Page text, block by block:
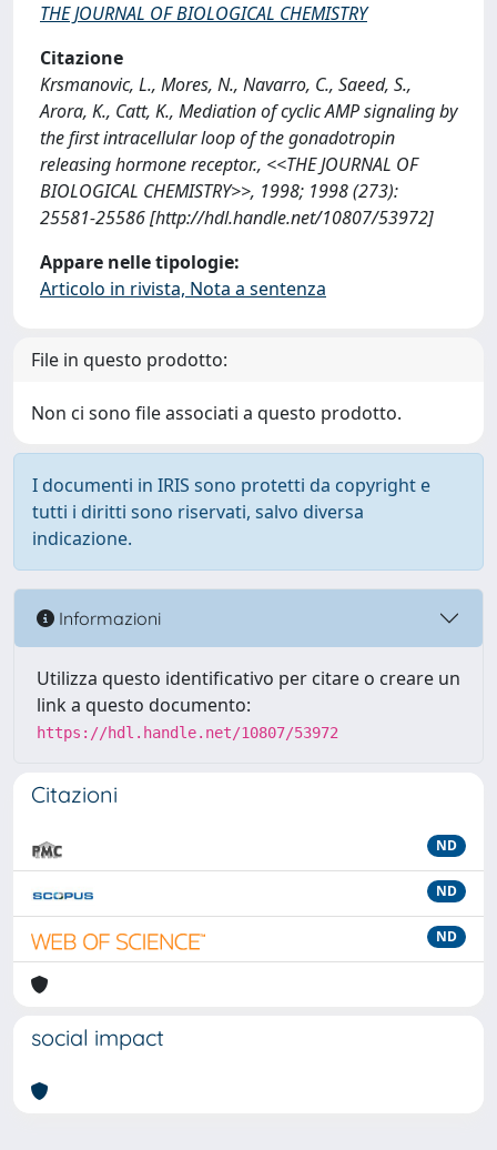
THE JOURNAL OF BIOLOGICAL CHEMISTRY
Citazione
Krsmanovic, L., Mores, N., Navarro, C., Saeed, S.,
Arora, K., Catt, K., Mediation of cyclic AMP signaling by
the first intracellular loop of the gonadotropin
releasing hormone receptor., <<THE JOURNAL OF
BIOLOGICAL CHEMISTRY>>, 1998; 1998 (273):
25581-25586 [http://hdl.handle.net/10807/53972]
Appare nelle tipologie:
Articolo in rivista, Nota a sentenza
File in questo prodotto:
Non ci sono file associati a questo prodotto.
I documenti in IRIS sono protetti da copyright e
tutti i diritti sono riservati, salvo diversa
indicazione.
Informazioni
Utilizza questo identificativo per citare o creare un
link a questo documento:
https://hdl.handle.net/10807/53972
Citazioni
ND
ND
ND
social impact